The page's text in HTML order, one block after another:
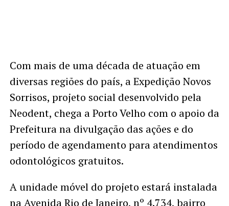
Com mais de uma década de atuação em
diversas regiões do país, a Expedição Novos
Sorrisos, projeto social desenvolvido pela
Neodent, chega a Porto Velho com o apoio da
Prefeitura na divulgação das ações e do
período de agendamento para atendimentos
odontológicos gratuitos.
A unidade móvel do projeto estará instalada
na Avenida Rio de Janeiro, nº 4.734, bairro